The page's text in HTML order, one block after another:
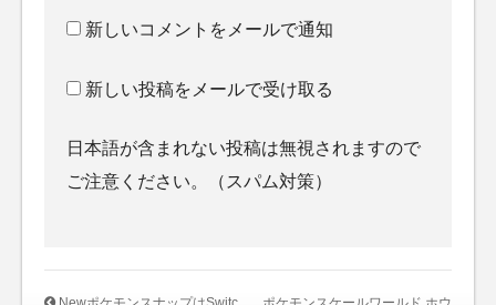
新しいコメントをメールで通知
新しい投稿をメールで受け取る
日本語が含まれない投稿は無視されますので
ご注意ください。（スパム対策）